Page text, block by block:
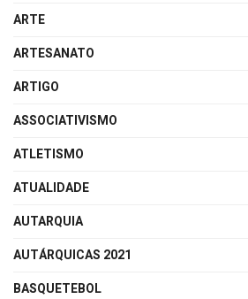
ARTE
ARTESANATO
ARTIGO
ASSOCIATIVISMO
ATLETISMO
ATUALIDADE
AUTARQUIA
AUTÁRQUICAS 2021
BASQUETEBOL